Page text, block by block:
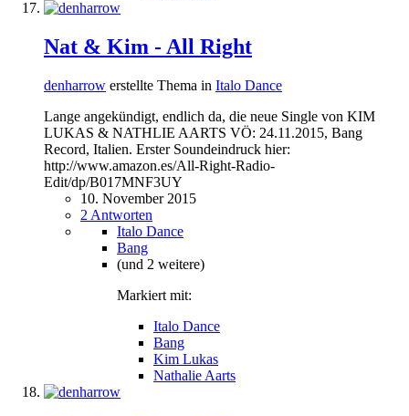
Nat & Kim - All Right
denharrow erstellte Thema in Italo Dance
Lange angekündigt, endlich da, die neue Single von KIM
LUKAS & NATHLIE AARTS VÖ: 24.11.2015, Bang
Record, Italien. Erster Soundeindruck hier:
http://www.amazon.es/All-Right-Radio-
Edit/dp/B017MNF3UY
10. November 2015
2 Antworten
Italo Dance
Bang
(und 2 weitere)
Markiert mit:
Italo Dance
Bang
Kim Lukas
Nathalie Aarts